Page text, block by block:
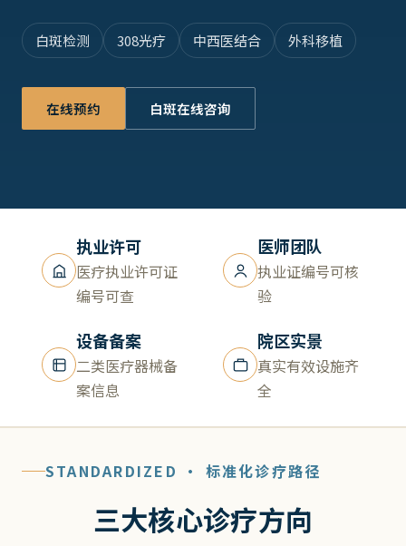
白斑检测 308光疗 中西医结合 外科移植
在线预约 白斑在线咨询
执业许可
医疗执业许可证
编号可查
医师团队
执业证编号可核
验
设备备案
二类医疗器械备
案信息
院区实景
真实有效设施齐
全
STANDARDIZED · 标准化诊疗路径
三大核心诊疗方向